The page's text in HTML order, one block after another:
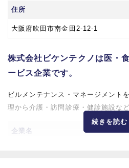
住所
大阪府吹田市南金田2-12-1
株式会社ビケンテクノは医・
ービス企業です。
ビルメンテナンス・マネージメント
理から介護・訪問診療・健診施設な
企業名
続きを読む